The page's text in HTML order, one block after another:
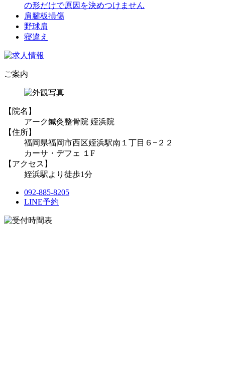
の形だけで原因を決めつけません
肩腱板損傷
野球肩
寝違え
ご案内
【院名】
アーク鍼灸整骨院 姪浜院
【住所】
福岡県福岡市西区姪浜駅南１丁目６−２２
カーサ・デフェ １F
【アクセス】
姪浜駅より徒歩1分
092-885-8205
LINE予約